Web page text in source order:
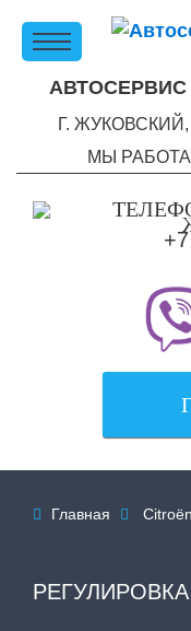
Г.
МЫ
 Главная  Citroën